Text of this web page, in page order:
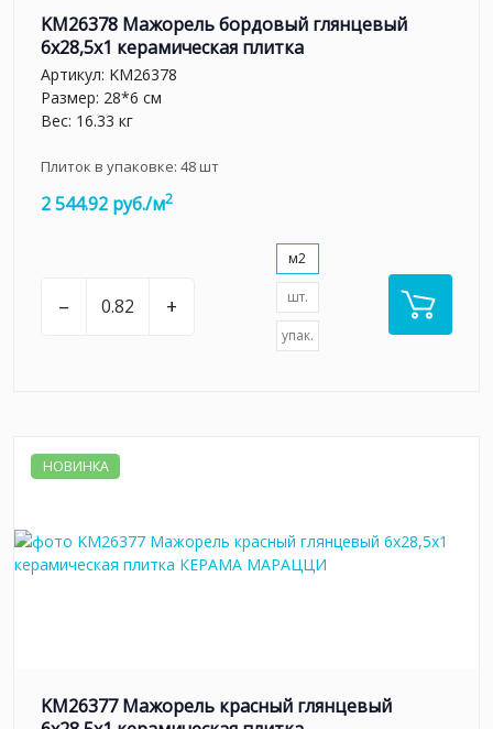
KM26378 Мажорель бордовый глянцевый
6x28,5x1 керамическая плитка
Артикул: KM26378
Размер: 28*6 см
Вес: 16.33 кг
Плиток в упаковке: 48шт
2 544.92 руб./м2
– +
м2
шт.
упак.
НОВИНКА
KM26377 Мажорель красный глянцевый